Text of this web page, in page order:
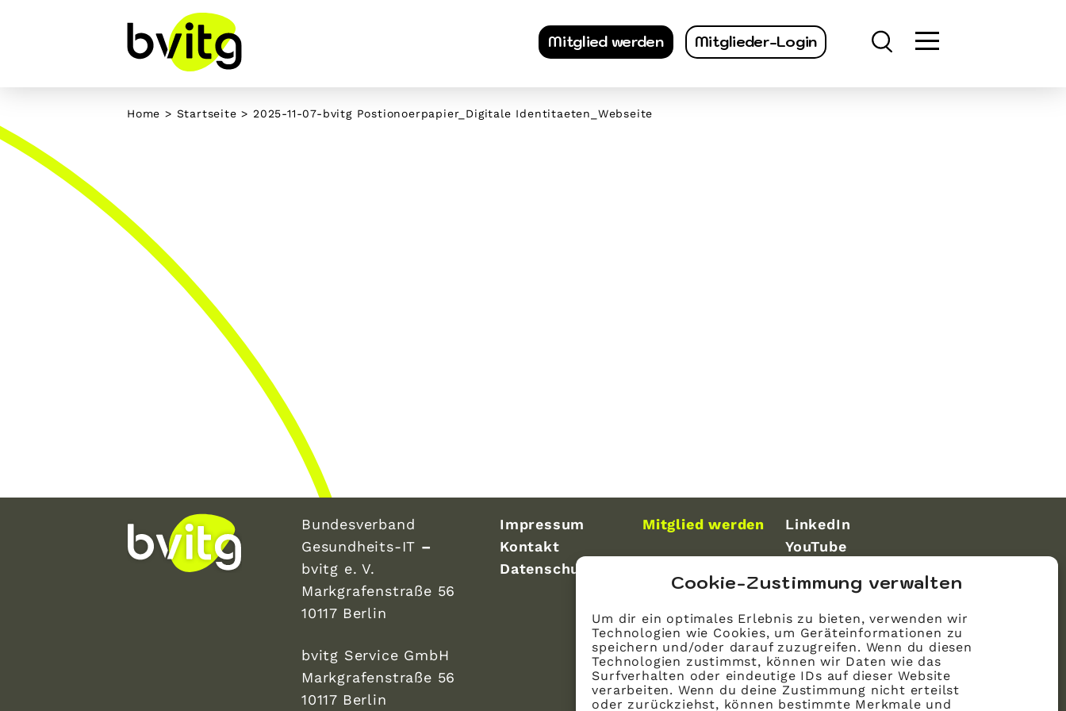
Cookie-Zustimmung verwalten
Um dir ein optimales Erlebnis zu bieten, verwenden wir
Technologien wie Cookies, um Geräteinformationen zu
speichern und/oder darauf zuzugreifen. Wenn du diesen
Technologien zustimmst, können wir Daten wie das
Surfverhalten oder eindeutige IDs auf dieser Website
verarbeiten. Wenn du deine Zustimmung nicht erteilst
oder zurückziehst, können bestimmte Merkmale und
Mitglied werden Mitglieder-Login
Home > Startseite >2025-11-07-bvitg Postionoerpapier_Digitale Identitaeten_Webseite
Bundesverband
Gesundheits-IT –
bvitg e. V.
Markgrafenstraße 56
10117 Berlin
bvitg Service GmbH
Markgrafenstraße 56
10117 Berlin
Impressum
Kontakt
Datenschutz
Mitglied werden
LinkedIn
YouTube